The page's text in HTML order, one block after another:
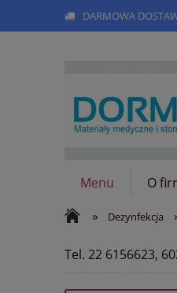
DARMOWA
Menu O
»
Dezynfekcja
Tel. 22 6156623,